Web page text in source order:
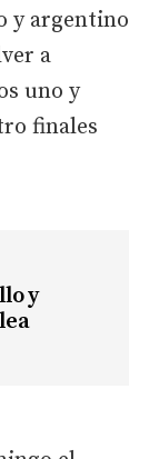
y argentino
a
uno y
finales
y